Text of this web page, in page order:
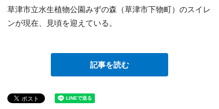
草津市立水生植物公園みずの森（草津市下物町）のスイレ
ンが現在、見頃を迎えている。
記事を読む